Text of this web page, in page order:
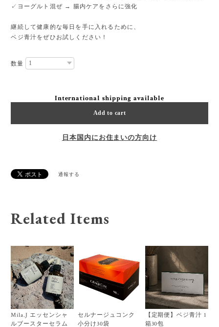
✓ヨーグルト混ぜ → 腸内ケアをさらに強化
継続して健康的な毎日を手に入れるために、
ベジ青汁をぜひお試しください！
数量
International shipping available
Add to cart
日本国内にお住まいの方向け
通報する
Related Items
Mila.J エッセンシャ
ルブースターセラム
セルナージュコンク
小分け30袋
【定期便】ベジ青汁 1
箱30包